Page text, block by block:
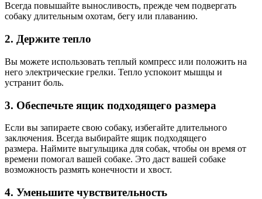
Всегда повышайте выносливость, прежде чем подвергать
собаку длительным охотам, бегу или плаванию.
2. Держите тепло
Вы можете использовать теплый компресс или положить на
него электрические грелки. Тепло успокоит мышцы и
устранит боль.
3. Обеспечьте ящик подходящего размера
Если вы запираете свою собаку, избегайте длительного
заключения. Всегда выбирайте ящик подходящего
размера. Наймите выгульщика для собак, чтобы он время от
времени помогал вашей собаке. Это даст вашей собаке
возможность размять конечности и хвост.
4. Уменьшите чувствительность